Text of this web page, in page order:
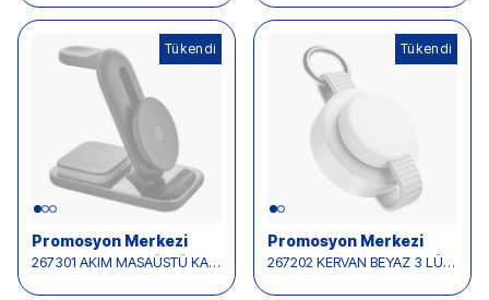
Tükendi Tükendi
Promosyon Merkezi
267301 AKIM MASAÜSTÜ KABLOSUZ ŞARJ STANDI
Tükendi
Promosyon Merkezi
267202 KERVAN BEYAZ 3 LÜ WIRELESS ŞARJ STANDI